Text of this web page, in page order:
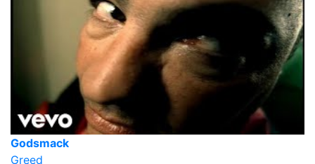
Godsmack
Greed